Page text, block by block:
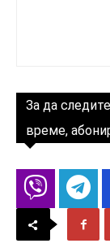
За да
време,